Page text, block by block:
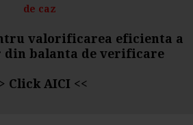
de caz
valorificarea eficienta a
balanta de verificare
Click AICI <<